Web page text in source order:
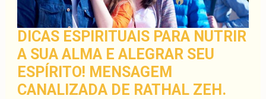
DICAS ESPIRITUAIS PARA NUTRIR
A SUA ALMA E ALEGRAR SEU
ESPÍRITO! MENSAGEM
CANALIZADA DE RATHAL ZEH.